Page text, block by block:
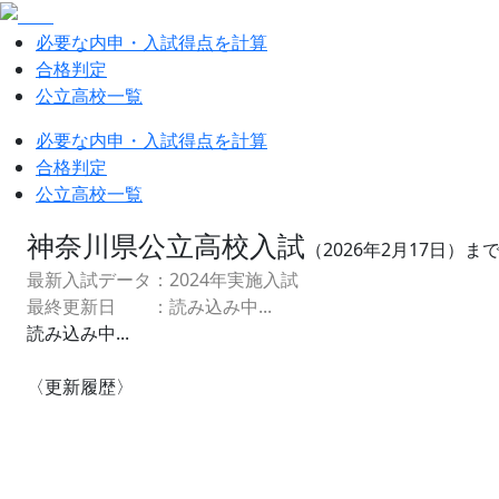
必要な内申・入試得点を計算
合格判定
公立高校一覧
必要な内申・入試得点を計算
合格判定
公立高校一覧
神奈川県公立高校入試 （2026年2月17日）ま
最新入試データ： 2024年実施入試
最終更新日 ： 読み込み中...
読み込み中...
〈更新履歴〉